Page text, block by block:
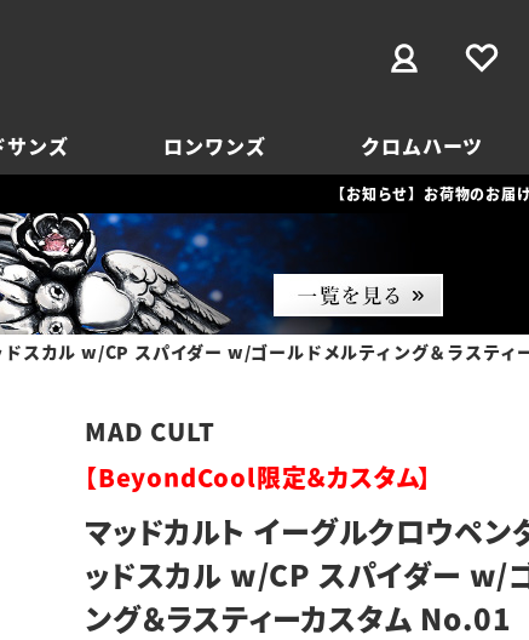
サンズ ロンワンズ クロムハーツ
【お知らせ】お荷物のお届
スカル w/CP スパイダー w/ゴールドメルティング＆ラスティ
MAD CULT
【BeyondCool限定＆カスタム】
マッドカルト イーグルクロウペ
ッドスカル w/CP スパイダー w/
ング＆ラスティーカスタム No.01